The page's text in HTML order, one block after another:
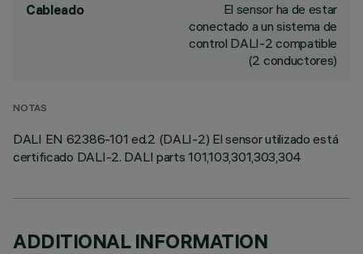
Cableado
El sensor ha de estar
conectado a un sistema de
control DALI-2 compatible
(2 conductores)
NOTAS
DALI EN 62386-101 ed.2 (DALI-2) El sensor utilizado está
certificado DALI-2. DALI parts 101,103,301,303,304
ADDITIONAL INFORMATION